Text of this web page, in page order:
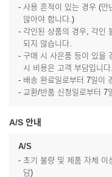
- 사용 흔적이 있는 경우 (만
않아야 합니다.)
- 각인된 상품의 경우, 각인
되지 않습니다.
- 구매 시 사은품 등이 있을
시 비용은 고객 부담입니다.
- 배송 완료일로부터 7일이
- 교환/반품 신청일로부터 7
A/S 안내
A/S
- 초기 불량 및 제품 자체 이
담)